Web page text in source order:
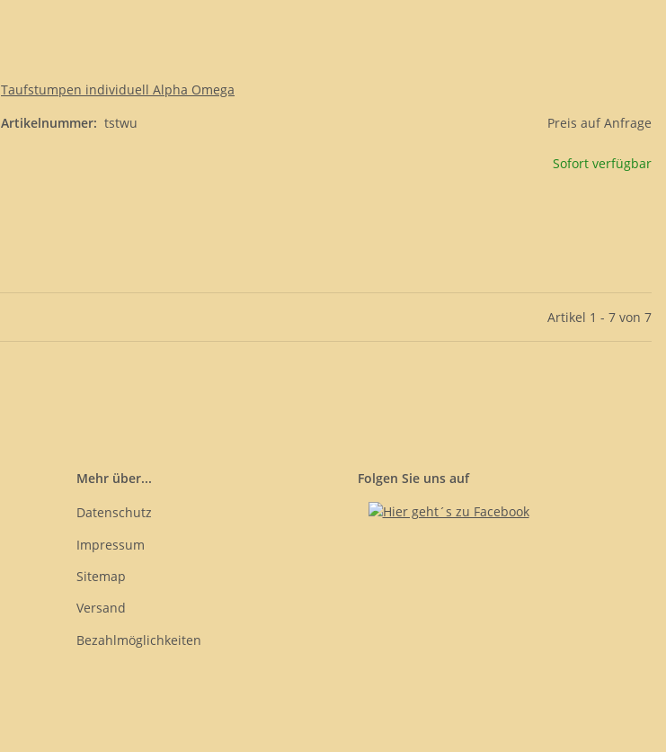
Taufstumpen individuell Alpha Omega
Artikelnummer: tstwu Preis auf Anfrage
Sofort verfügbar
Artikel 1 - 7 von 7
Mehr über...
Datenschutz
Impressum
Sitemap
Versand
Bezahlmöglichkeiten
Folgen Sie uns auf